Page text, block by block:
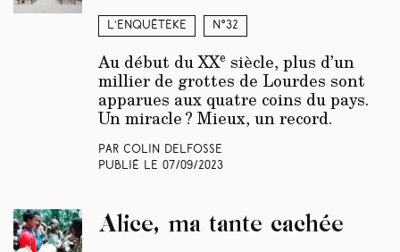
L’enquêteke N°32
Au début du XXe siècle, plus d’un
millier de grottes de Lourdes sont
apparues aux quatre coins du pays.
Un miracle ? Mieux, un record.
Par Colin Delfosse
Publié le 07/09/2023
Alice, ma tante cachée